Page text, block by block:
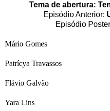
Tema de abertura:
Episódio Anterior:
Episódio
Mário Gomes
Patrícya Travassos
Flávio Galvão
Yara Lins